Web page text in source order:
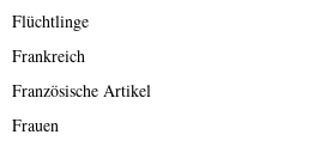
Flüchtlinge
Frankreich
Französische Artikel
Frauen